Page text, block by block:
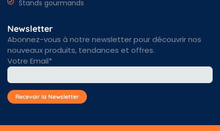
Stands gourmands
Newsletter
Abonnez-vous à notre newsletter pour découvrir nos
nouveaux produits, tendances et offres.
Votre Email*